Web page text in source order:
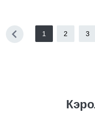
1 2 3